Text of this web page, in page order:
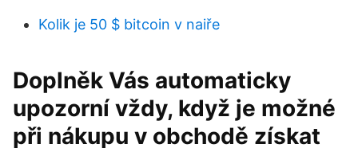
Kolik je 50 $ bitcoin v naiře
Doplněk Vás automaticky
upozorní vždy, když je možné
při nákupu v obchodě získat